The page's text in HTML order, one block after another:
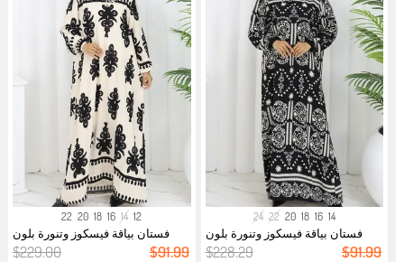
14
16
18
20
22
24
فستان بياقة فيسكوز وتنورة بلون
مائي...
$228.29 $91.99
12
14
16
18
20
22
فستان بياقة فيسكوز وتنورة بلون
مائي...
$229.00 $91.99